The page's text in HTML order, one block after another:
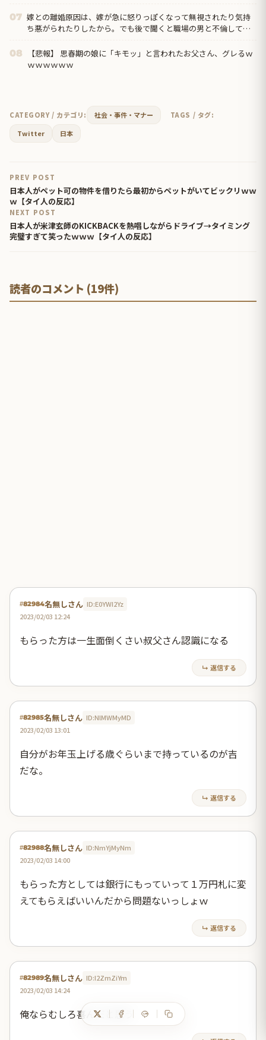
07 嫁との離婚原因は、嫁が急に怒りっぽくなって無視されたり気持
ち悪がられたりしたから。でも後で聞くと職場の男と不倫してい
08
【悲報】 思春期の娘に「キモッ」と言われたお父さん、グレるｗ
ｗｗｗｗｗｗ
CATEGORY / カテゴリ: 社会・事件・マナー
TAGS / タグ:
Twitter
日本
PREV POST
日本人がペット可の物件を借りたら最初からペットがいてビックリｗｗ
ｗ【タイ人の反応】
NEXT POST
日本人が米津玄師のKICKBACKを熱唱しながらドライブ→タイミング
完璧すぎて笑ったｗｗｗ【タイ人の反応】
読者のコメント (19件)
#82984名無しさん ID:E0YWI2Yz
2023/02/03 12:24
もらった方は一生面倒くさい叔父さん認識になる
↳ 返信する
#82985名無しさん ID:NlMWMyMD
2023/02/03 13:01
自分がお年玉上げる歳ぐらいまで持っているのが吉
だな。
↳ 返信する
#82988名無しさん ID:NmYjMyNm
2023/02/03 14:00
もらった方としては銀行にもっていって１万円札に変
えてもらえばいいんだから問題ないっしょｗ
↳ 返信する
#82989名無しさん ID:I2ZmZiYm
2023/02/03 14:24
俺ならむしろ喜んだと思う